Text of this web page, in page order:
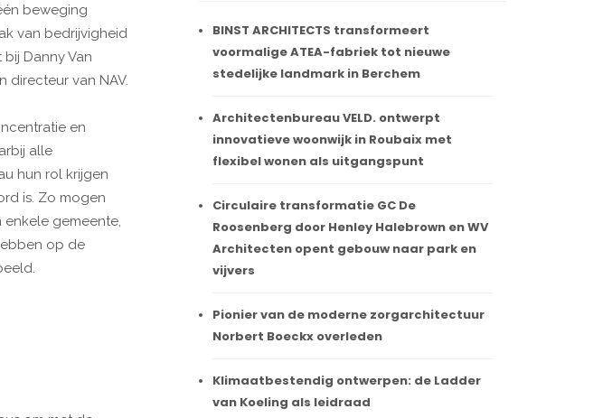
beweging
van bedrijvigheid
Danny Van
directeur van NAV.
en
alle
hun rol krijgen
is. Zo mogen
gemeente,
op de
BINST ARCHITECTS transformeert
voormalige ATEA-fabriek tot nieuwe
stedelijke landmark in Berchem
Architectenbureau VELD. ontwerpt
innovatieve woonwijk in Roubaix met
flexibel wonen als uitgangspunt
Circulaire transformatie GC De
Roosenberg door Henley Halebrown en WV
Architecten opent gebouw naar park en
vijvers
Pionier van de moderne zorgarchitectuur
Norbert Boeckx overleden
Klimaatbestendig ontwerpen: de Ladder
van Koeling als leidraad